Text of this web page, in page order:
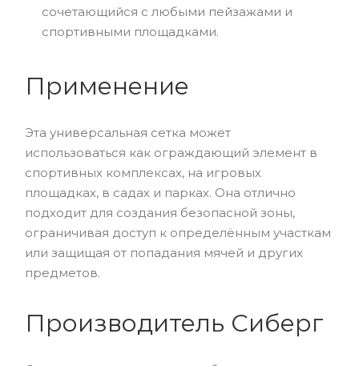
сочетающийся с любыми пейзажами и
спортивными площадками.
Применение
Эта универсальная сетка может
использоваться как ограждающий элемент в
спортивных комплексах, на игровых
площадках, в садах и парках. Она отлично
подходит для создания безопасной зоны,
ограничивая доступ к определённым участкам
или защищая от попадания мячей и других
предметов.
Производитель Сиберг